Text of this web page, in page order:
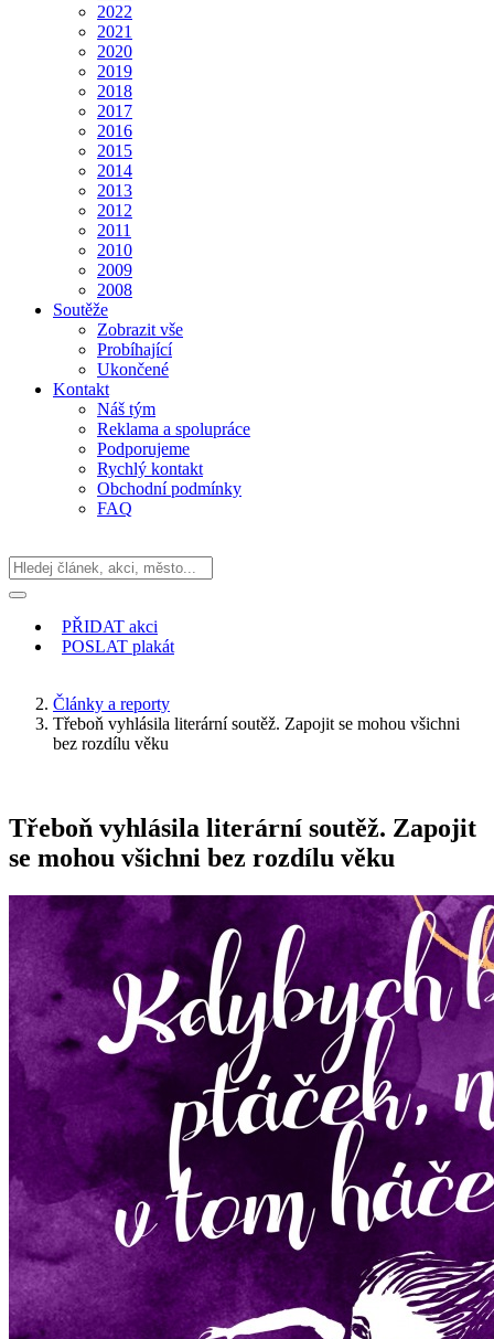
2022
2021
2020
2019
2018
2017
2016
2015
2014
2013
2012
2011
2010
2009
2008
Soutěže
Zobrazit vše
Probíhající
Ukončené
Kontakt
Náš tým
Reklama a spolupráce
Podporujeme
Rychlý kontakt
Obchodní podmínky
FAQ
PŘIDAT akci
POSLAT plakát
Články a reporty
Třeboň vyhlásila literární soutěž. Zapojit se mohou všichni
bez rozdílu věku
Třeboň vyhlásila literární soutěž. Zapojit
se mohou všichni bez rozdílu věku